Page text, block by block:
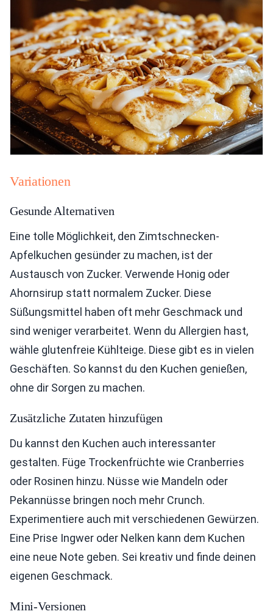
Variationen
Gesunde Alternativen
Eine tolle Möglichkeit, den Zimtschnecken-
Apfelkuchen gesünder zu machen, ist der
Austausch von Zucker. Verwende Honig oder
Ahornsirup statt normalem Zucker. Diese
Süßungsmittel haben oft mehr Geschmack und
sind weniger verarbeitet. Wenn du Allergien hast,
wähle glutenfreie Kühlteige. Diese gibt es in vielen
Geschäften. So kannst du den Kuchen genießen,
ohne dir Sorgen zu machen.
Zusätzliche Zutaten hinzufügen
Du kannst den Kuchen auch interessanter
gestalten. Füge Trockenfrüchte wie Cranberries
oder Rosinen hinzu. Nüsse wie Mandeln oder
Pekannüsse bringen noch mehr Crunch.
Experimentiere auch mit verschiedenen Gewürzen.
Eine Prise Ingwer oder Nelken kann dem Kuchen
eine neue Note geben. Sei kreativ und finde deinen
eigenen Geschmack.
Mini-Versionen